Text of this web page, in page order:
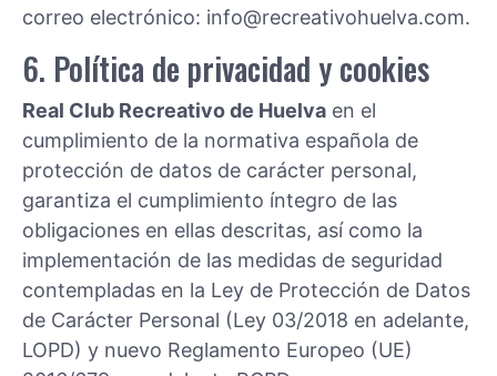
correo electrónico: info@recreativohuelva.com.
6. Política de privacidad y cookies
Real Club Recreativo de Huelva en el
cumplimiento de la normativa española de
protección de datos de carácter personal,
garantiza el cumplimiento íntegro de las
obligaciones en ellas descritas, así como la
implementación de las medidas de seguridad
contempladas en la Ley de Protección de Datos
de Carácter Personal (Ley 03/2018 en adelante,
LOPD) y nuevo Reglamento Europeo (UE)